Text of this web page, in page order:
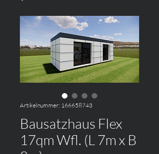
Artikelnummer: 166658743
Bausatzhaus Flex
17qm Wfl. (L 7m x B